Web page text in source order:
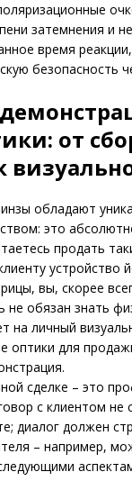
затемнения и
время
безопасность
от
обладают
это
продать
устройство
вы, скорее
не обязан знать
на личный
оптики для
сделке – это
с клиентом не
диалог должен
– например,